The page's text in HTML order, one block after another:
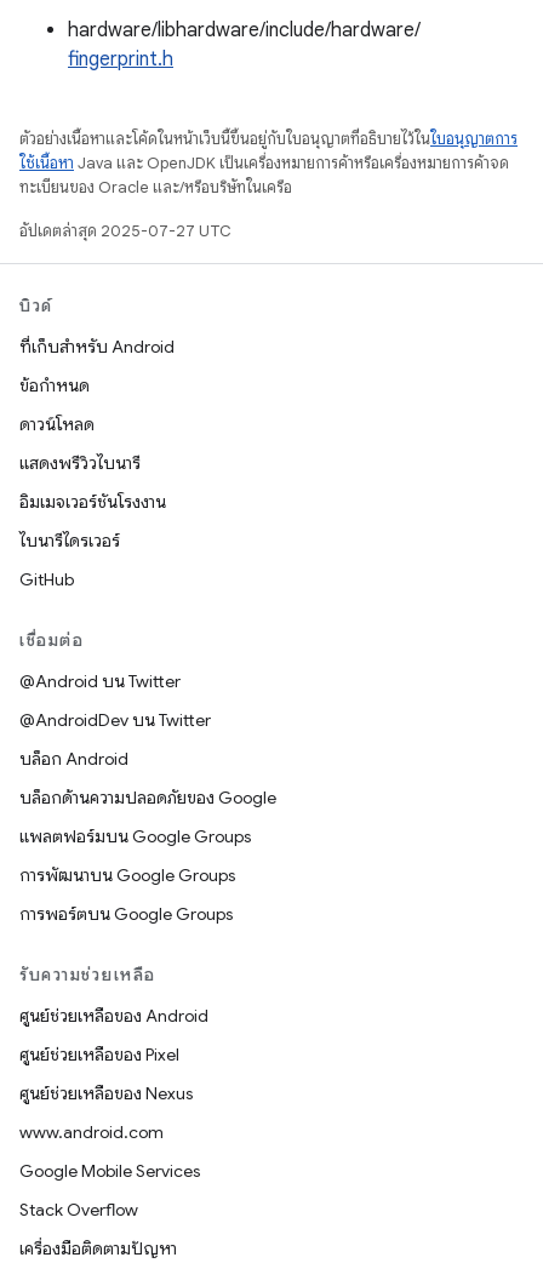
hardware/libhardware/include/hardware/
fingerprint.h
ตัวอย่างเนื้อหาและโค้ดในหน้าเว็บนี้ขึ้นอยู่กับใบอนุญาตที่อธิบายไว้ในใบอนุญาตการ
ใช้เนื้อหา Java และ OpenJDK เป็นเครื่องหมายการค้าหรือเครื่องหมายการค้าจด
ทะเบียนของ Oracle และ/หรือบริษัทในเครือ
อัปเดตล่าสุด 2025-07-27 UTC
บิวด์
ที่เก็บสำหรับ Android
ข้อกำหนด
ดาวน์โหลด
แสดงพรีวิวไบนารี
อิมเมจเวอร์ชันโรงงาน
ไบนารีไดรเวอร์
GitHub
เชื่อมต่อ
@Android บน Twitter
@AndroidDev บน Twitter
บล็อก Android
บล็อกด้านความปลอดภัยของ Google
แพลตฟอร์มบน Google Groups
การพัฒนาบน Google Groups
การพอร์ตบน Google Groups
รับความช่วยเหลือ
ศูนย์ช่วยเหลือของ Android
ศูนย์ช่วยเหลือของ Pixel
ศูนย์ช่วยเหลือของ Nexus
www.android.com
Google Mobile Services
Stack Overflow
เครื่องมือติดตามปัญหา